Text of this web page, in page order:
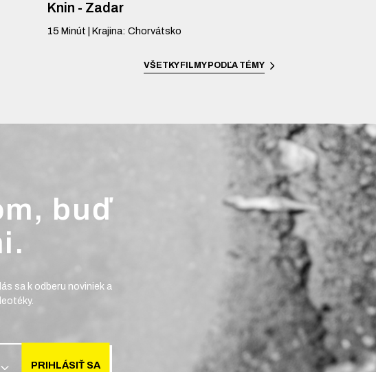
Knin - Zadar
15 Minút Krajina: Chorvátsko
VŠETKY FILMY PODĽA TÉMY
buď
sa k odberu noviniek a
PRIHLÁSIŤ SA